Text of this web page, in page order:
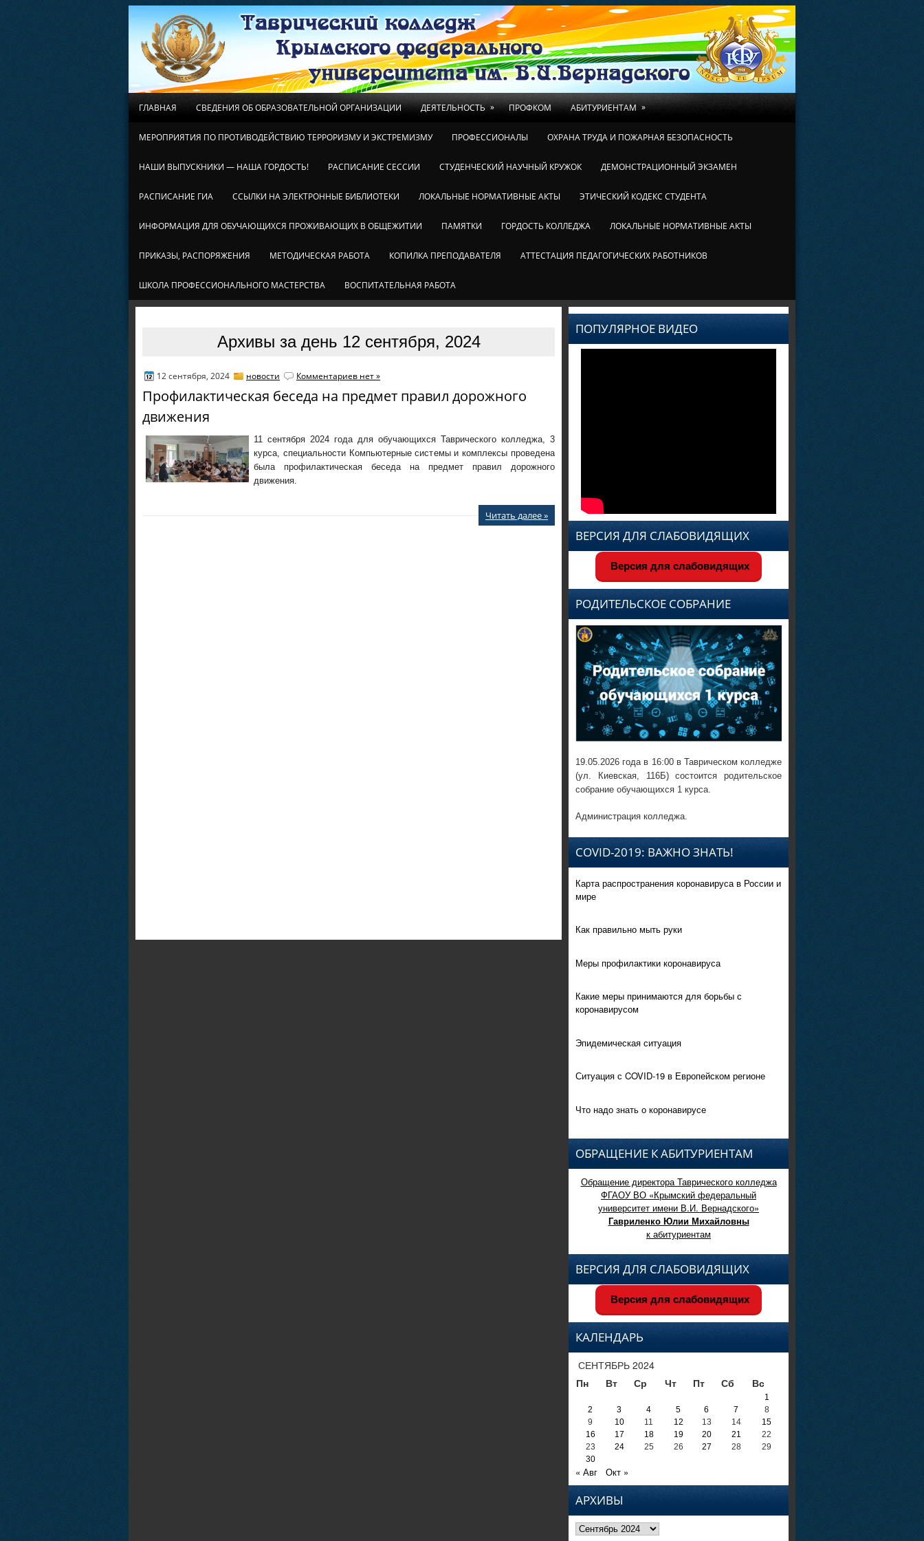
ГЛАВНАЯ СВЕДЕНИЯ ОБ ОБРАЗОВАТЕЛЬНОЙ ОРГАНИЗАЦИИ ДЕЯТЕЛЬНОСТЬ » ПРОФКОМ АБИТУРИЕНТАМ »
МЕРОПРИЯТИЯ ПО ПРОТИВОДЕЙСТВИЮ ТЕРРОРИЗМУ И ЭКСТРЕМИЗМУ ПРОФЕССИОНАЛЫ ОХРАНА ТРУДА И ПОЖАРНАЯ БЕЗОПАСНОСТЬ
НАШИ ВЫПУСКНИКИ — НАША ГОРДОСТЬ! РАСПИСАНИЕ СЕССИИ СТУДЕНЧЕСКИЙ НАУЧНЫЙ КРУЖОК ДЕМОНСТРАЦИОННЫЙ ЭКЗАМЕН
РАСПИСАНИЕ ГИА ССЫЛКИ НА ЭЛЕКТРОННЫЕ БИБЛИОТЕКИ ЛОКАЛЬНЫЕ НОРМАТИВНЫЕ АКТЫ ЭТИЧЕСКИЙ КОДЕКС СТУДЕНТА
ИНФОРМАЦИЯ ДЛЯ ОБУЧАЮЩИХСЯ ПРОЖИВАЮЩИХ В ОБЩЕЖИТИИ ПАМЯТКИ ГОРДОСТЬ КОЛЛЕДЖА ЛОКАЛЬНЫЕ НОРМАТИВНЫЕ АКТЫ
ПРИКАЗЫ, РАСПОРЯЖЕНИЯ МЕТОДИЧЕСКАЯ РАБОТА КОПИЛКА ПРЕПОДАВАТЕЛЯ АТТЕСТАЦИЯ ПЕДАГОГИЧЕСКИХ РАБОТНИКОВ
ШКОЛА ПРОФЕССИОНАЛЬНОГО МАСТЕРСТВА ВОСПИТАТЕЛЬНАЯ РАБОТА
Архивы за день 12 сентября, 2024
12 сентября, 2024 новости Комментариев нет »
Профилактическая беседа на предмет правил дорожного
движения
11 сентября 2024 года для обучающихся Таврического колледжа, 3
курса, специальности Компьютерные системы и комплексы проведена
была профилактическая беседа на предмет правил дорожного
движения.
Читать далее »
ПОПУЛЯРНОЕ ВИДЕО
ВЕРСИЯ ДЛЯ СЛАБОВИДЯЩИХ
Версия для слабовидящих
РОДИТЕЛЬСКОЕ СОБРАНИЕ
19.05.2026 года в 16:00 в Таврическом колледже
(ул. Киевская, 116Б) состоится родительское
собрание обучающихся 1 курса.
Администрация колледжа.
COVID-2019: ВАЖНО ЗНАТЬ!
Карта распространения коронавируса в России и
мире
Как правильно мыть руки
Меры профилактики коронавируса
Какие меры принимаются для борьбы с
коронавирусом
Эпидемическая ситуация
Ситуация с COVID-19 в Европейском регионе
Что надо знать о коронавирусе
ОБРАЩЕНИЕ К АБИТУРИЕНТАМ
Обращение директора Таврического колледжа
ФГАОУ ВО «Крымский федеральный
университет имени В.И. Вернадского»
Гавриленко Юлии Михайловны
к абитуриентам
ВЕРСИЯ ДЛЯ СЛАБОВИДЯЩИХ
Версия для слабовидящих
КАЛЕНДАРЬ
СЕНТЯБРЬ 2024
Пн
Вт Ср Чт Пт Сб Вс
1
2
3 4 5 6 7
8
9
10 11 12 13 14
15
16
17 18 19 20 21
22
23
24 25 26 27 28
29
30
« Авг Окт »
АРХИВЫ
Архивы